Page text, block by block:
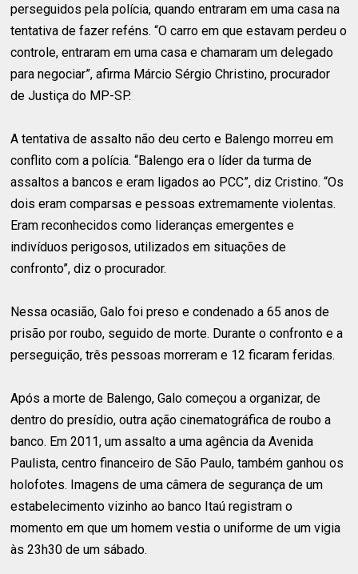
perseguidos pela polícia, quando entraram em uma casa na
tentativa de fazer reféns. “O carro em que estavam perdeu o
controle, entraram em uma casa e chamaram um delegado
para negociar”, afirma Márcio Sérgio Christino, procurador
de Justiça do MP-SP.
A tentativa de assalto não deu certo e Balengo morreu em
conflito com a polícia. “Balengo era o líder da turma de
assaltos a bancos e eram ligados ao PCC”, diz Cristino. “Os
dois eram comparsas e pessoas extremamente violentas.
Eram reconhecidos como lideranças emergentes e
indivíduos perigosos, utilizados em situações de
confronto”, diz o procurador.
Nessa ocasião, Galo foi preso e condenado a 65 anos de
prisão por roubo, seguido de morte. Durante o confronto e a
perseguição, três pessoas morreram e 12 ficaram feridas.
Após a morte de Balengo, Galo começou a organizar, de
dentro do presídio, outra ação cinematográfica de roubo a
banco. Em 2011, um assalto a uma agência da Avenida
Paulista, centro financeiro de São Paulo, também ganhou os
holofotes. Imagens de uma câmera de segurança de um
estabelecimento vizinho ao banco Itaú registram o
momento em que um homem vestia o uniforme de um vigia
às 23h30 de um sábado.